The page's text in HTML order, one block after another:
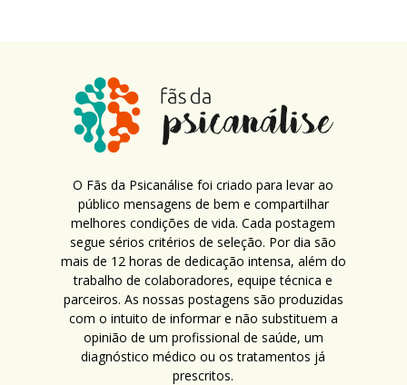
O Fãs da Psicanálise foi criado para levar ao
público mensagens de bem e compartilhar
melhores condições de vida. Cada postagem
segue sérios critérios de seleção. Por dia são
mais de 12 horas de dedicação intensa, além do
trabalho de colaboradores, equipe técnica e
parceiros. As nossas postagens são produzidas
com o intuito de informar e não substituem a
opinião de um profissional de saúde, um
diagnóstico médico ou os tratamentos já
prescritos.